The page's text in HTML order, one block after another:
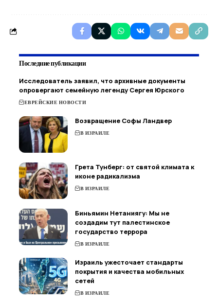
Последние публикации
Исследователь заявил, что архивные документы
опровергают семейную легенду Сергея Юрского
ЕВРЕЙСКИЕ НОВОСТИ
Возвращение Софы Ландвер
В ИЗРАИЛЕ
Грета Тунберг: от святой климата к
иконе радикализма
В ИЗРАИЛЕ
Биньямин Нетаниягу: Мы не
создадим тут палестинское
государство террора
В ИЗРАИЛЕ
Израиль ужесточает стандарты
покрытия и качества мобильных
сетей
В ИЗРАИЛЕ